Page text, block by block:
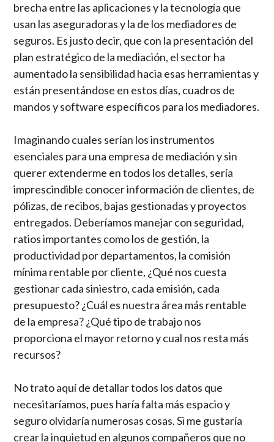
brecha entre las aplicaciones y la tecnología que
usan las aseguradoras y la de los mediadores de
seguros. Es justo decir, que con la presentación del
plan estratégico de la mediación, el sector ha
aumentado la sensibilidad hacia esas herramientas y
están presentándose en estos días, cuadros de
mandos y software específicos para los mediadores.
Imaginando cuales serían los instrumentos
esenciales para una empresa de mediación y sin
querer extenderme en todos los detalles, sería
imprescindible conocer información de clientes, de
pólizas, de recibos, bajas gestionadas y proyectos
entregados. Deberíamos manejar con seguridad,
ratios importantes como los de gestión, la
productividad por departamentos, la comisión
mínima rentable por cliente, ¿Qué nos cuesta
gestionar cada siniestro, cada emisión, cada
presupuesto? ¿Cuál es nuestra área más rentable
de la empresa? ¿Qué tipo de trabajo nos
proporciona el mayor retorno y cual nos resta más
recursos?
No trato aquí de detallar todos los datos que
necesitaríamos, pues haría falta más espacio y
seguro olvidaría numerosas cosas. Si me gustaría
crear la inquietud en algunos compañeros que no